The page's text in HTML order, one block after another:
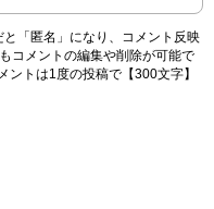
「匿名」になり、コメント反映
コメントの編集や削除が可能で
トは1度の投稿で【300文字】